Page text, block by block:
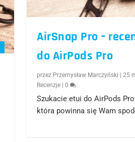
AirSnap Pro –
do AirPods Pro
przez Przemysław Marczyński |25
Recenzje |0
Szukacie etui do AirPods
która powinna się Wam